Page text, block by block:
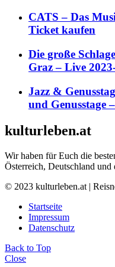
CATS – Das
Ticket kaufen
Die große
Graz – Live
Jazz &
und Genusstage
kulturleben.at
Wir haben für Euch die
Österreich, Deutschland und
© 2023 kulturleben.at |
Startseite
Impressum
Datenschutz
Back to Top
Close